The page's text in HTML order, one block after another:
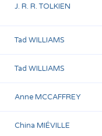
J. R. R. TOLKIEN
Tad WILLIAMS
Tad WILLIAMS
Anne MCCAFFREY
China MIÉVILLE